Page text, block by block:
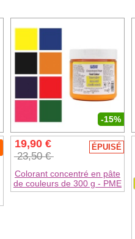
-15%
19,90 €
23,50 €
ÉPUISÉ
Colorant concentré en pâte
de couleurs de 300 g - PME